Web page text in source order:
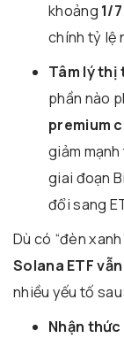
khoảng 1/7
chính tỷ lệ
Tâm lý thị
phần nào
premium
giảm
giai đoạn
đổi sang
Dù có “đèn
Solana ETF
nhiều yếu tố sau:
Nhận